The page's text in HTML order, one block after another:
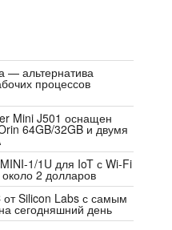
— альтернатива
процессов
Mini J501 оснащен
64GB/32GB и двумя
1/1U для IoT с Wi-Fi
2 долларов
Silicon Labs с самым
сегодняшний день